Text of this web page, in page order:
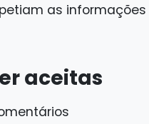
as informações
aceitas